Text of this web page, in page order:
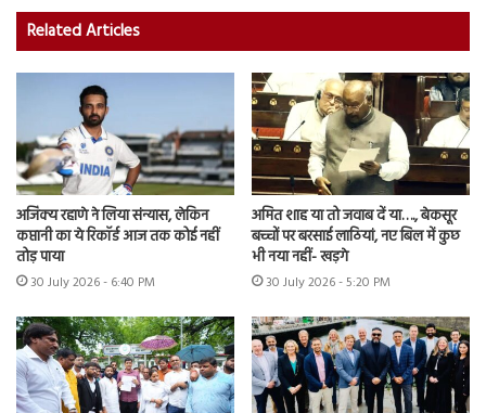
Related Articles
अजिंक्य रहाणे ने लिया संन्यास, लेकिन
कप्तानी का ये रिकॉर्ड आज तक कोई नहीं
तोड़ पाया
30 July 2026 - 6:40 PM
अमित शाह या तो जवाब दें या…., बेकसूर
बच्चों पर बरसाई लाठियां, नए बिल में कुछ
भी नया नहीं- खड़गे
30 July 2026 - 5:20 PM